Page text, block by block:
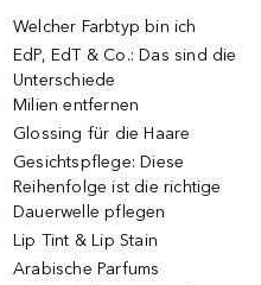
Welcher Farbtyp bin ich
EdP, EdT & Co.: Das sind die
Unterschiede
Milien entfernen
Glossing für die Haare
Gesichtspflege: Diese
Reihenfolge ist die richtige
Dauerwelle pflegen
Lip Tint & Lip Stain
Arabische Parfums